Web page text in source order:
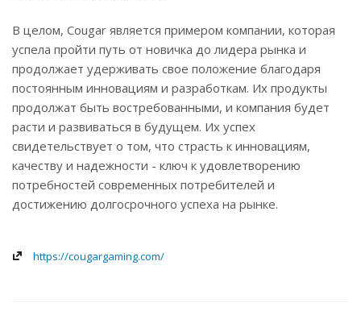
В целом, Cougar является примером компании, которая
успела пройти путь от новичка до лидера рынка и
продолжает удерживать свое положение благодаря
постоянным инновациям и разработкам. Их продукты
продолжат быть востребованными, и компания будет
расти и развиваться в будущем. Их успех
свидетельствует о том, что страсть к инновациям,
качеству и надежности - ключ к удовлетворению
потребностей современных потребителей и
достижению долгосрочного успеха на рынке.
https://cougargaming.com/